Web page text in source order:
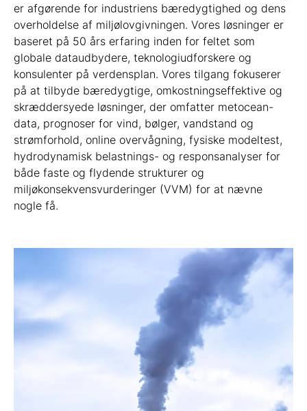
er afgørende for industriens bæredygtighed og dens
overholdelse af miljølovgivningen. Vores løsninger er
baseret på 50 års erfaring inden for feltet som
globale dataudbydere, teknologiudforskere og
konsulenter på verdensplan. Vores tilgang fokuserer
på at tilbyde bæredygtige, omkostningseffektive og
skræddersyede løsninger, der omfatter metocean-
data, prognoser for vind, bølger, vandstand og
strømforhold, online overvågning, fysiske modeltest,
hydrodynamisk belastnings- og responsanalyser for
både faste og flydende strukturer og
miljøkonsekvensvurderinger (VVM) for at nævne
nogle få.